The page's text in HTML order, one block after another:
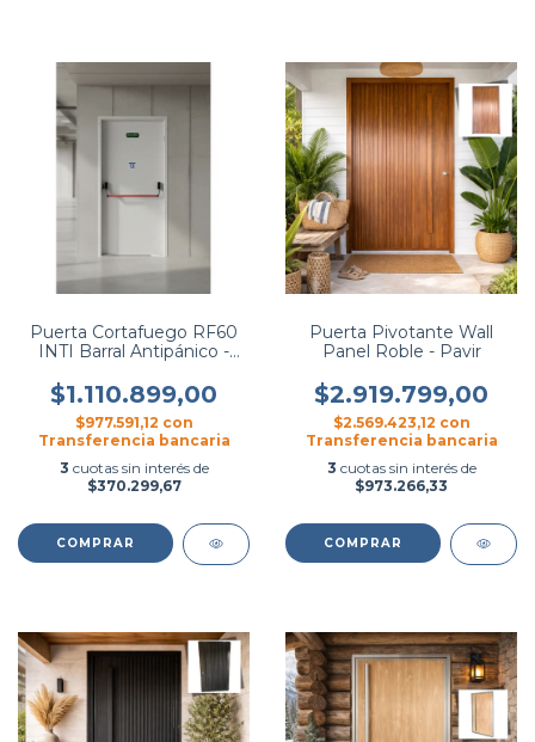
Puerta Cortafuego RF60
INTI Barral Antipánico -
$1.110.899,00
$977.591,12 con
Transferencia bancaria
3 cuotas sin interés de
$370.299,67
COMPRAR
Puerta Pivotante Wall
Panel Roble - Pavir
$2.919.799,00
$2.569.423,12 con
Transferencia bancaria
3 cuotas sin interés de
$973.266,33
COMPRAR